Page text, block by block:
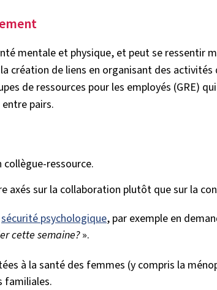
mentale et physique, et peut se ressentir
création de liens en organisant des activités
de ressources pour les employés (GRE)
pairs.
collègue-ressource.
axés sur la collaboration plutôt que sur la
sécurité psychologique, par exemple en
cette semaine?».
à la santé des femmes (y compris la
familiales.